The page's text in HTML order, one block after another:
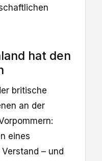
hat den
britische
an der
eines
– und